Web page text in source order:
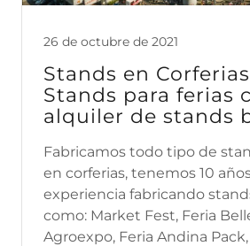
26 de octubre de 2021
Stands en
Stands para ferias
alquiler de stands
Fabricamos todo tipo de
en corferias, tenemos 10
experiencia fabricando
como: Market Fest, Feria
Agroexpo, Feria Andina